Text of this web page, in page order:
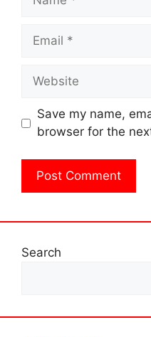
Email
Website
Save my name,
browser for the
Search